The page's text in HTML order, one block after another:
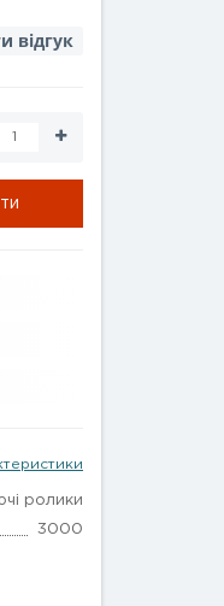
відгук
ролики
3000